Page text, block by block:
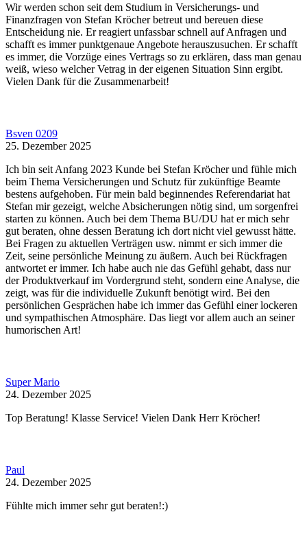
Wir werden schon seit dem Studium in Versicherungs- und
Finanzfragen von Stefan Kröcher betreut und bereuen diese
Entscheidung nie. Er reagiert unfassbar schnell auf Anfragen und
schafft es immer punktgenaue Angebote herauszusuchen. Er schafft
es immer, die Vorzüge eines Vertrags so zu erklären, dass man genau
weiß, wieso welcher Vetrag in der eigenen Situation Sinn ergibt.
Vielen Dank für die Zusammenarbeit!
Bsven 0209
25. Dezember 2025
Ich bin seit Anfang 2023 Kunde bei Stefan Kröcher und fühle mich
beim Thema Versicherungen und Schutz für zukünftige Beamte
bestens aufgehoben. Für mein bald beginnendes Referendariat hat
Stefan mir gezeigt, welche Absicherungen nötig sind, um sorgenfrei
starten zu können. Auch bei dem Thema BU/DU hat er mich sehr
gut beraten, ohne dessen Beratung ich dort nicht viel gewusst hätte.
Bei Fragen zu aktuellen Verträgen usw. nimmt er sich immer die
Zeit, seine persönliche Meinung zu äußern. Auch bei Rückfragen
antwortet er immer. Ich habe auch nie das Gefühl gehabt, dass nur
der Produktverkauf im Vordergrund steht, sondern eine Analyse, die
zeigt, was für die individuelle Zukunft benötigt wird. Bei den
persönlichen Gesprächen habe ich immer das Gefühl einer lockeren
und sympathischen Atmosphäre. Das liegt vor allem auch an seiner
humorischen Art!
Super Mario
24. Dezember 2025
Top Beratung! Klasse Service! Vielen Dank Herr Kröcher!
Paul
24. Dezember 2025
Fühlte mich immer sehr gut beraten!:)